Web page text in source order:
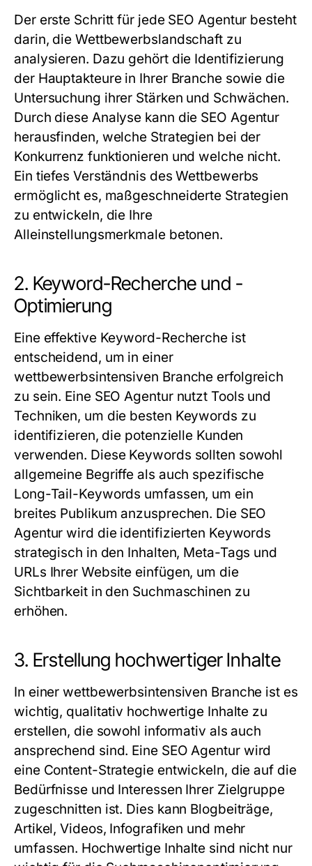
Der erste Schritt für jede SEO Agentur besteht
darin, die Wettbewerbslandschaft zu
analysieren. Dazu gehört die Identifizierung
der Hauptakteure in Ihrer Branche sowie die
Untersuchung ihrer Stärken und Schwächen.
Durch diese Analyse kann die SEO Agentur
herausfinden, welche Strategien bei der
Konkurrenz funktionieren und welche nicht.
Ein tiefes Verständnis des Wettbewerbs
ermöglicht es, maßgeschneiderte Strategien
zu entwickeln, die Ihre
Alleinstellungsmerkmale betonen.
2. Keyword-Recherche und -
Optimierung
Eine effektive Keyword-Recherche ist
entscheidend, um in einer
wettbewerbsintensiven Branche erfolgreich
zu sein. Eine SEO Agenturnutzt Tools und
Techniken, um die besten Keywords zu
identifizieren, die potenzielle Kunden
verwenden. Diese Keywords sollten sowohl
allgemeine Begriffe als auch spezifische
Long-Tail-Keywords umfassen, um ein
breites Publikum anzusprechen. Die SEO
Agentur wird die identifizierten Keywords
strategisch in den Inhalten, Meta-Tags und
URLs Ihrer Website einfügen, um die
Sichtbarkeit in den Suchmaschinen zu
erhöhen.
3. Erstellung hochwertiger Inhalte
In einer wettbewerbsintensiven Branche ist es
wichtig, qualitativ hochwertige Inhalte zu
erstellen, die sowohl informativ als auch
ansprechend sind. Eine SEO Agenturwird
eine Content-Strategie entwickeln, die auf die
Bedürfnisse und Interessen Ihrer Zielgruppe
zugeschnitten ist. Dies kann Blogbeiträge,
Artikel, Videos, Infografiken und mehr
umfassen. Hochwertige Inhalte sind nicht nur